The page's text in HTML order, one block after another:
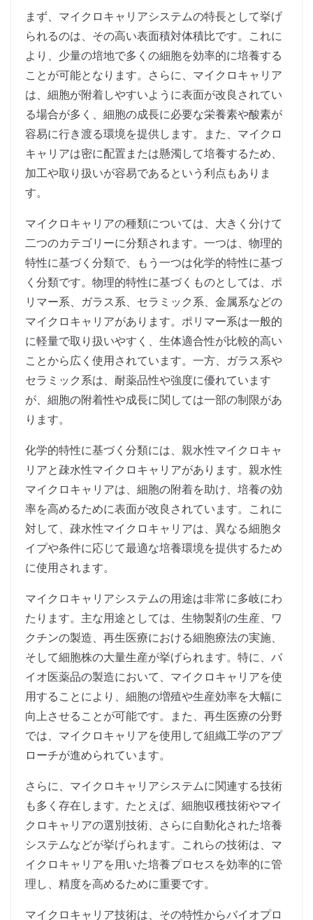
まず、マイクロキャリアシステムの特長として挙げ
られるのは、その高い表面積対体積比です。これに
より、少量の培地で多くの細胞を効率的に培養する
ことが可能となります。さらに、マイクロキャリア
は、細胞が附着しやすいように表面が改良されてい
る場合が多く、細胞の成長に必要な栄養素や酸素が
容易に行き渡る環境を提供します。また、マイクロ
キャリアは密に配置または懸濁して培養するため、
加工や取り扱いが容易であるという利点もありま
す。
マイクロキャリアの種類については、大きく分けて
二つのカテゴリーに分類されます。一つは、物理的
特性に基づく分類で、もう一つは化学的特性に基づ
く分類です。物理的特性に基づくものとしては、ポ
リマー系、ガラス系、セラミック系、金属系などの
マイクロキャリアがあります。ポリマー系は一般的
に軽量で取り扱いやすく、生体適合性が比較的高い
ことから広く使用されています。一方、ガラス系や
セラミック系は、耐薬品性や強度に優れています
が、細胞の附着性や成長に関しては一部の制限があ
ります。
化学的特性に基づく分類には、親水性マイクロキャ
リアと疎水性マイクロキャリアがあります。親水性
マイクロキャリアは、細胞の附着を助け、培養の効
率を高めるために表面が改良されています。これに
対して、疎水性マイクロキャリアは、異なる細胞タ
イプや条件に応じて最適な培養環境を提供するため
に使用されます。
マイクロキャリアシステムの用途は非常に多岐にわ
たります。主な用途としては、生物製剤の生産、ワ
クチンの製造、再生医療における細胞療法の実施、
そして細胞株の大量生産が挙げられます。特に、バ
イオ医薬品の製造において、マイクロキャリアを使
用することにより、細胞の増殖や生産効率を大幅に
向上させることが可能です。また、再生医療の分野
では、マイクロキャリアを使用して組織工学のアプ
ローチが進められています。
さらに、マイクロキャリアシステムに関連する技術
も多く存在します。たとえば、細胞収穫技術やマイ
クロキャリアの選別技術、さらに自動化された培養
システムなどが挙げられます。これらの技術は、マ
イクロキャリアを用いた培養プロセスを効率的に管
理し、精度を高めるために重要です。
マイクロキャリア技術は、その特性からバイオプロ